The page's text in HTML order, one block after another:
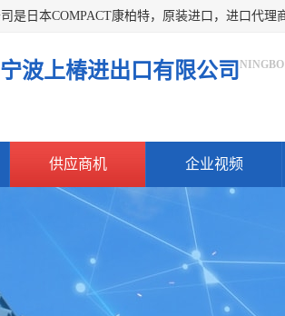
宁波上椿进出口有限公司
供应商机 企业视频